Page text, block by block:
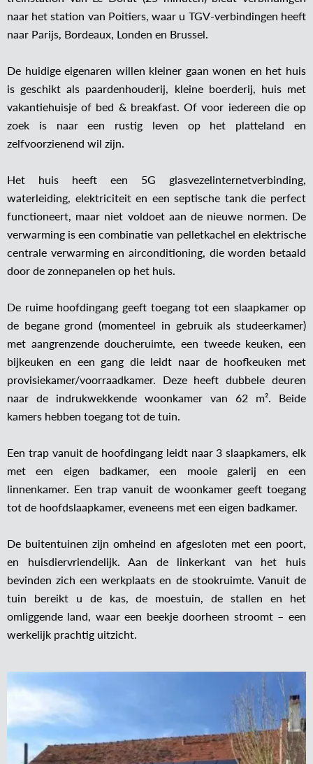
naar het station van Poitiers, waar u TGV-verbindingen heeft
naar Parijs, Bordeaux, Londen en Brussel.
De huidige eigenaren willen kleiner gaan wonen en het huis
is geschikt als paardenhouderij, kleine boerderij, huis met
vakantiehuisje of bed & breakfast. Of voor iedereen die op
zoek is naar een rustig leven op het platteland en
zelfvoorzienend wil zijn.
Het huis heeft een 5G glasvezelinternetverbinding,
waterleiding, elektriciteit en een septische tank die perfect
functioneert, maar niet voldoet aan de nieuwe normen. De
verwarming is een combinatie van pelletkachel en elektrische
centrale verwarming en airconditioning, die worden betaald
door de zonnepanelen op het huis.
De ruime hoofdingang geeft toegang tot een slaapkamer op
de begane grond (momenteel in gebruik als studeerkamer)
met aangrenzende doucheruimte, een tweede keuken, een
bijkeuken en een gang die leidt naar de hoofkeuken met
provisiekamer/voorraadkamer. Deze heeft dubbele deuren
naar de indrukwekkende woonkamer van 62 m². Beide
kamers hebben toegang tot de tuin.
Een trap vanuit de hoofdingang leidt naar 3 slaapkamers, elk
met een eigen badkamer, een mooie galerij en een
linnenkamer. Een trap vanuit de woonkamer geeft toegang
tot de hoofdslaapkamer, eveneens met een eigen badkamer.
De buitentuinen zijn omheind en afgesloten met een poort,
en huisdiervriendelijk. Aan de linkerkant van het huis
bevinden zich een werkplaats en de stookruimte. Vanuit de
tuin bereikt u de kas, de moestuin, de stallen en het
omliggende land, waar een beekje doorheen stroomt – een
werkelijk prachtig uitzicht.